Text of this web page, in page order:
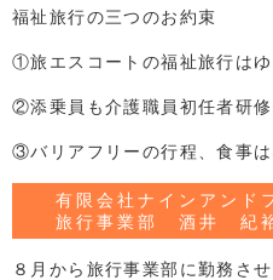
福祉旅行の三つのお約束
①旅エスコートの福祉旅行は
②添乗員も介護職員初任者研
③バリアフリーの行程、食事
有限会社ナインアンド
旅行事業部 酒井 紀
８月から旅行事業部に勤務さ